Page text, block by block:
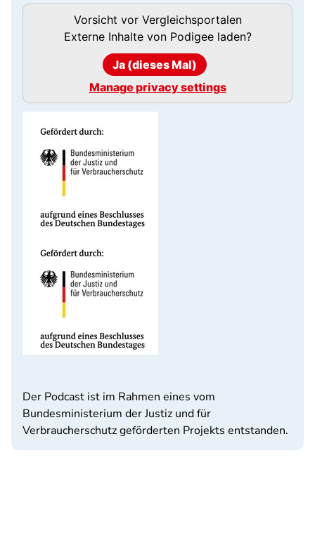
Podigee-
Vorsicht vor Vergleichsportalen
Externe Inhalte von Podigeeladen?
Ja (dieses Mal)
Manage privacy settings
Der Podcast ist im Rahmen eines vom
Bundesministerium der Justiz und für
Verbraucherschutz geförderten Projekts entstanden.